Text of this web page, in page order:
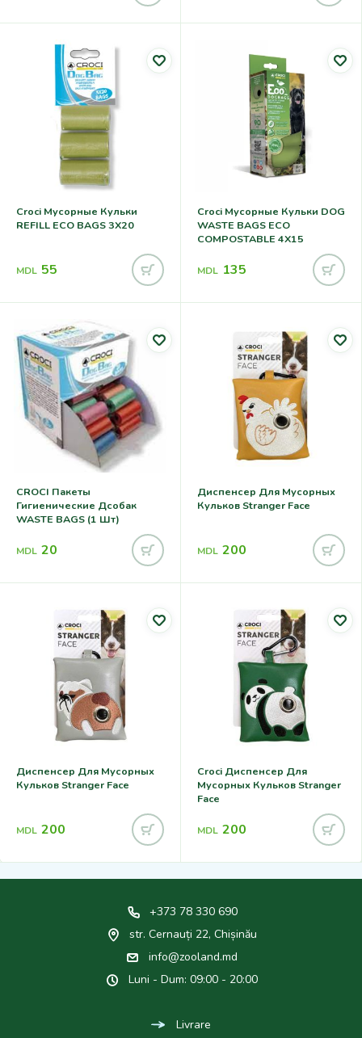
Croci Мусорные Кульки
REFILL ECO BAGS 3X20
MDL 55
Croci Мусорные Кульки DOG
WASTE BAGS ECO
COMPOSTABLE 4X15
MDL 135
CROCI Пакеты
Гигиенические Дсобак
WASTE BAGS (1 Шт)
MDL 20
Диспенсер Для Мусорных
Кульков Stranger Face
MDL 200
Диспенсер Для Мусорных
Кульков Stranger Face
MDL 200
Croci Диспенсер Для
Мусорных Кульков Stranger
Face
MDL 200
+373 78 330 690
str. Cernauți 22, Chișinău
info@zooland.md
Luni - Dum: 09:00 - 20:00
Livrare